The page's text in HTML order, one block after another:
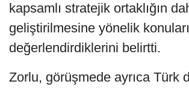
kapsamlı stratejik ortaklığın
geliştirilmesine yönelik konuları
değerlendirdiklerini belirtti.
Zorlu, görüşmede ayrıca Türk